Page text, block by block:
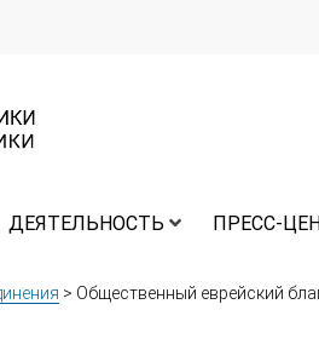
ДЕЯТЕЛЬНОСТЬ ПРЕСС-
> Общественный еврейский